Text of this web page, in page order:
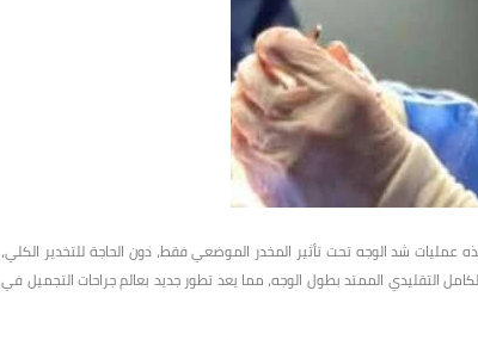
عمليات شد الوجه تحت تأثير المخدر الموضعي فقط، دون الحاجة للتخدير الكلي،
التقليدي الممتد بطول الوجه، مما يعد تطور جديد بعالم جراحات التجميل في